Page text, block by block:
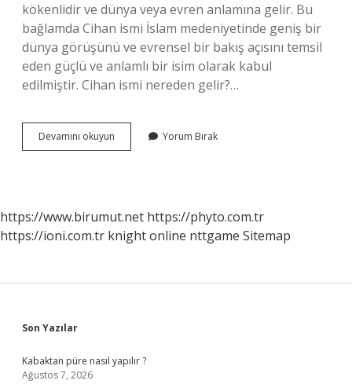
kökenlidir ve dünya veya evren anlamına gelir. Bu
bağlamda Cihan ismi İslam medeniyetinde geniş bir
dünya görüşünü ve evrensel bir bakış açısını temsil
eden güçlü ve anlamlı bir isim olarak kabul
edilmiştir. Cihan ismi nereden gelir?…
Devamını okuyun
Isminin
Yorum Bırak
https://www.birumut.net https://phyto.com.tr
https://ioni.com.tr knight online nttgame Sitemap
Sidebar
Son Yazılar
Kabaktan püre nasıl yapılır ?
Ağustos 7, 2026